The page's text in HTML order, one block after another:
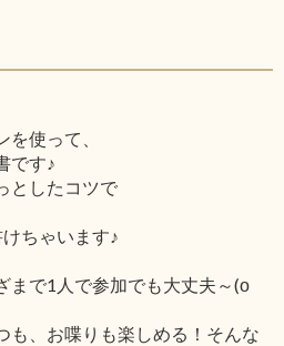
使って、
です♪
としたコツで
ちゃいます♪
まで1人で参加でも大丈夫～(о
も、お喋りも楽しめる！そんな